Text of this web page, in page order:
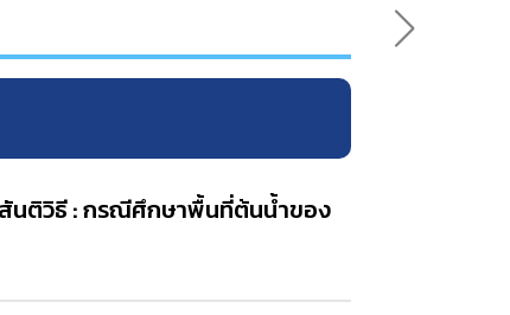
สันติวิธี : กรณีศึกษาพื้นที่ต้นน้ำของ